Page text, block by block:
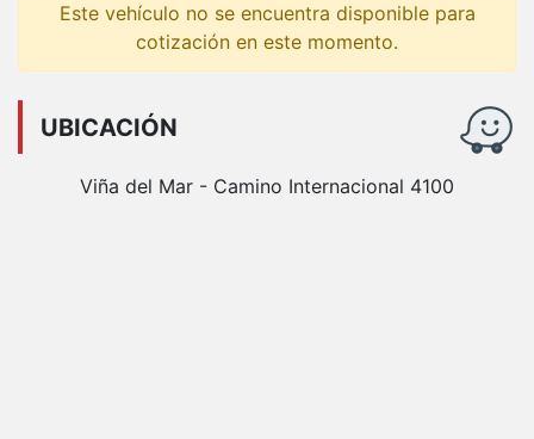
Este vehículo no se encuentra disponible para
cotización en este momento.
UBICACIÓN
Viña del Mar - Camino Internacional 4100